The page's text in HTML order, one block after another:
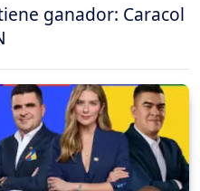
ganador: Caracol